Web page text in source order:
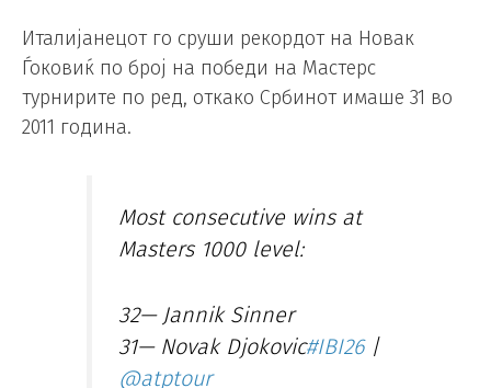
Италијанецот го сруши рекордот на Новак
Ѓоковиќ по број на победи на Мастерс
турнирите по ред, откако Србинот имаше 31 во
2011 година.
Most consecutive wins at
Masters 1000 level:
32— Jannik Sinner
31— Novak Djokovic#IBI26|
@atptour